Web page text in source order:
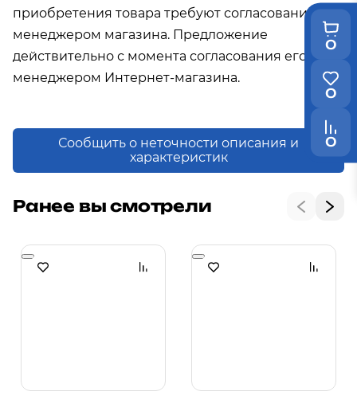
0
0
0
приобретения товара требуют согласования с
менеджером магазина. Предложение
действительно с момента согласования его с
менеджером Интернет-магазина.
Сообщить о неточности описания и
характеристик
Ранее вы смотрели